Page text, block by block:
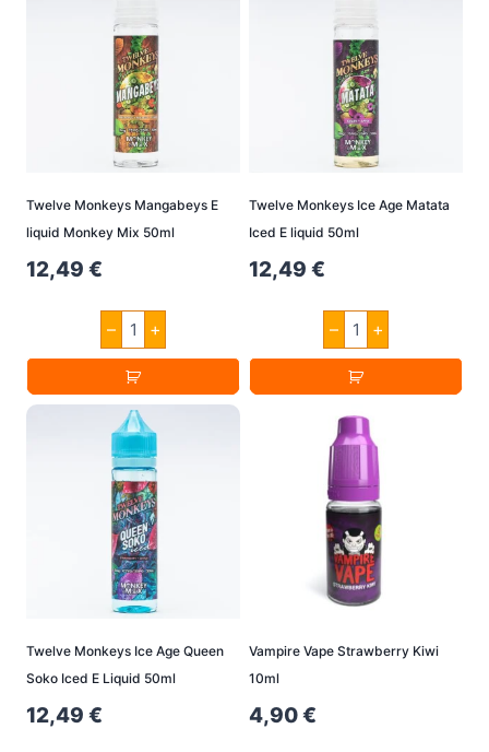
Twelve Monkeys Mangabeys E
liquid Monkey Mix 50ml
12,49 €
–
Twelve
Monkeys
Mangabeys
E
liquid
Monkey
Mix
50ml
Menge
+
Twelve Monkeys Ice Age Matata
Iced E liquid 50ml
12,49 €
–
Twelve
Monkeys
Ice
Age
Matata
Iced
E
liquid
50ml
Menge
+
Twelve Monkeys Ice Age Queen
Soko Iced E Liquid 50ml
12,49 €
Vampire Vape Strawberry Kiwi
10ml
4,90€